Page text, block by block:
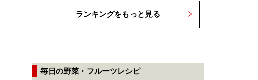
ランキングをもっと見る
毎日の野菜・フルーツレシピ